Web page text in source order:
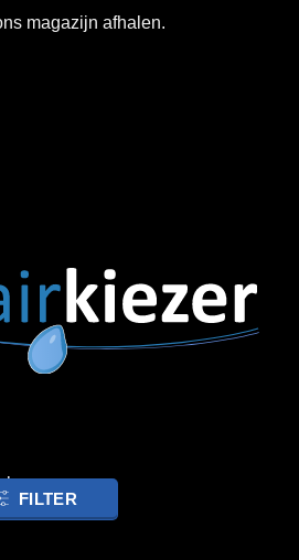
FILTER
magazijn afhalen.